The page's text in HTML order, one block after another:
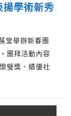
揚學術新秀
堂舉辦新春團
團拜活動內容
璧獎、績優社